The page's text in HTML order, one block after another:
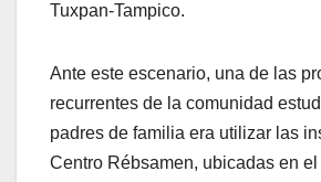
Tuxpan-Tampico.
Ante este escenario, una de las
recurrentes de la comunidad
padres de familia era utilizar las
Centro Rébsamen, ubicadas en